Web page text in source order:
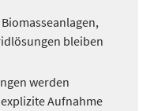
bleiben
werden
Aufnahme